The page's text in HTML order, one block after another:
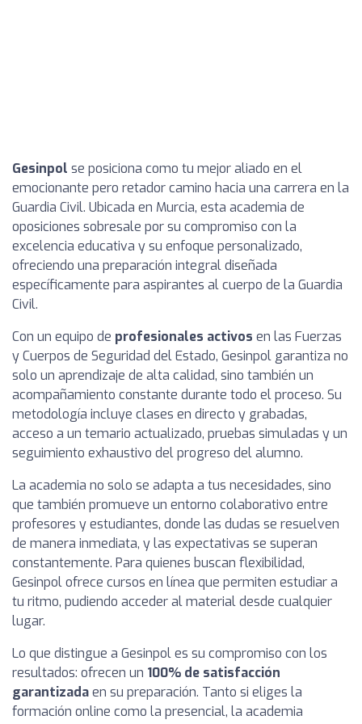
Gesinpol se posiciona como tu mejor aliado en el
emocionante pero retador camino hacia una carrera en la
Guardia Civil. Ubicada en Murcia, esta academia de
oposiciones sobresale por su compromiso con la
excelencia educativa y su enfoque personalizado,
ofreciendo una preparación integral diseñada
específicamente para aspirantes al cuerpo de la Guardia
Civil.
Con un equipo de profesionales activos en las Fuerzas
y Cuerpos de Seguridad del Estado, Gesinpol garantiza no
solo un aprendizaje de alta calidad, sino también un
acompañamiento constante durante todo el proceso. Su
metodología incluye clases en directo y grabadas,
acceso a un temario actualizado, pruebas simuladas y un
seguimiento exhaustivo del progreso del alumno.
La academia no solo se adapta a tus necesidades, sino
que también promueve un entorno colaborativo entre
profesores y estudiantes, donde las dudas se resuelven
de manera inmediata, y las expectativas se superan
constantemente. Para quienes buscan flexibilidad,
Gesinpol ofrece cursos en línea que permiten estudiar a
tu ritmo, pudiendo acceder al material desde cualquier
lugar.
Lo que distingue a Gesinpol es su compromiso con los
resultados: ofrecen un 100% de satisfacción
garantizadaen su preparación. Tanto si eliges la
formación online como la presencial, la academia